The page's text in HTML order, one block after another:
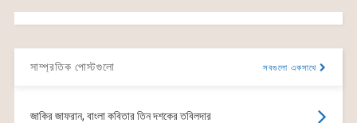
সাম্প্রতিক পোস্টগুলো সবগুলো একসাথে
জাকির জাফরান, বাংলা কবিতার তিন দশকের তবিলদার